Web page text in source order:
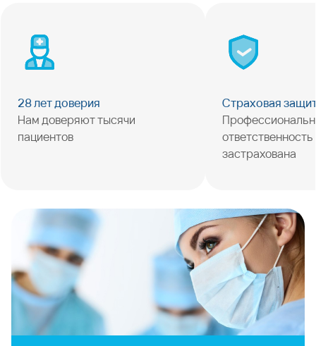
28 лет доверия
Нам доверяют тысячи
пациентов
Страховая
застрахована